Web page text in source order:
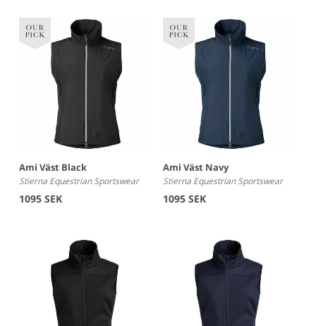
vårt unika vattentäta Equtex™ membran. Våra stoppade
ridjackor har alla 3M Thinsulate fyllning som är gjort för att
efterlikna dun. Detta innebär att du får en varm ridjacka
som är lätt att sköta samtidigt som inga djur kommer till
skada. Vår kollektion är uppbyggd på tre-lagers principen
och ridjackorna är det lager tre som är ditt skydd mot
väder och vind som gör att du tillsammans med din häst,
oavsett väder kan prestera optimalt.
Ridjackor för dam som andas
samtidigt som den låter kroppens överskottsvärme och
fukt släpps ut.
En ultratunn film lamineras (limmas under tryck) på
insidan av yttertyget ihop med ett skyddande foder. Filmen
släpper igenom vattenmolekyler i form av ånga från
Ami Väst Black
Stierna Equestrian Sportswear
1095 SEK
Ami Väst Navy
Stierna Equestrian Sportswear
1095 SEK